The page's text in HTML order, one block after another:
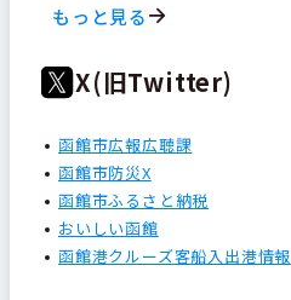
もっと見る
X(旧Twitter)
函館市広報広聴課
函館市防災X
函館市ふるさと納税
おいしい函館
函館港クルーズ客船入出港情報